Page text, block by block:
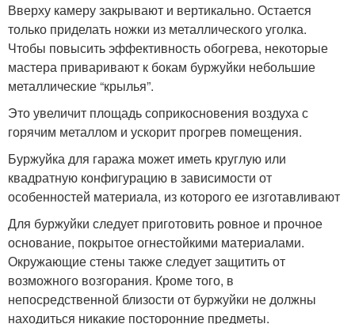
Вверху камеру закрывают и вертикально. Остается
только приделать ножки из металлического уголка.
Чтобы повысить эффективность обогрева, некоторые
мастера приваривают к бокам буржуйки небольшие
металлические “крылья”.
Это увеличит площадь соприкосновения воздуха с
горячим металлом и ускорит прогрев помещения.
Буржуйка для гаража может иметь круглую или
квадратную конфигурацию в зависимости от
особенностей материала, из которого ее изготавливают
Для буржуйки следует приготовить ровное и прочное
основание, покрытое огнестойкими материалами.
Окружающие стены также следует защитить от
возможного возгорания. Кроме того, в
непосредственной близости от буржуйки не должны
находиться никакие посторонние предметы.